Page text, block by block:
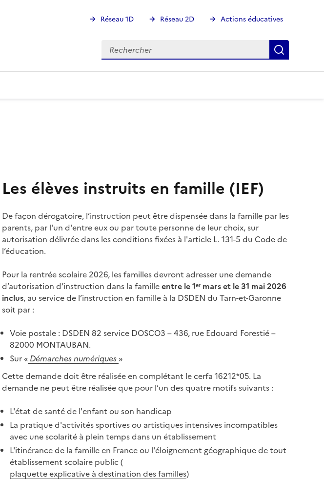
Réseau 1D Réseau 2D Actions éducatives
Rechercher
Rechercher
Les élèves instruits en famille (IEF)
De façon dérogatoire, l’instruction peut être dispensée dans la famille par les
parents, par l'un d'entre eux ou par toute personne de leur choix, sur
autorisation délivrée dans les conditions fixées à l'article L. 131-5 du Code de
l’éducation.
Pour la rentrée scolaire 2026, les familles devront adresser une demande
d’autorisation d’instruction dans la familleentre le 1ᵉʳ mars et le 31 mai 2026
inclus, au service de l’instruction en famille à la DSDEN du Tarn-et-Garonne
soit par :
Voie postale : DSDEN 82 service DOSCO3 – 436, rue Edouard Forestié –
82000 MONTAUBAN.
Sur « Démarches numériques »
Cette demande doit être réalisée en complétant le cerfa 16212*05. La
demande ne peut être réalisée que pour l’un des quatre motifs suivants :
L'état de santé de l'enfant ou son handicap
La pratique d'activités sportives ou artistiques intensives incompatibles
avec une scolarité à plein temps dans un établissement
L'itinérance de la famille en France ou l'éloignement géographique de tout
établissement scolaire public (
plaquette explicative à destination des familles)